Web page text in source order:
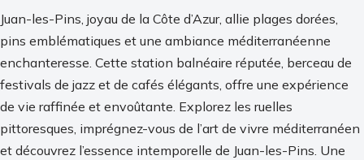
Juan-les-Pins, joyau de la Côte d’Azur, allie plages dorées,
pins emblématiques et une ambiance méditerranéenne
enchanteresse. Cette station balnéaire réputée, berceau de
festivals de jazz et de cafés élégants, offre une expérience
de vie raffinée et envoûtante. Explorez les ruelles
pittoresques, imprégnez-vous de l’art de vivre méditerranéen
et découvrez l’essence intemporelle de Juan-les-Pins. Une